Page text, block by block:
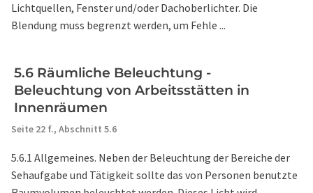
Lichtquellen, Fenster und/oder Dachoberlichter. Die
Blendung muss begrenzt werden, um Fehle ...
5.6 Räumliche Beleuchtung -
Beleuchtung von Arbeitsstätten in
Innenräumen
Seite 22 f., Abschnitt 5.6
5.6.1 Allgemeines. Neben der Beleuchtung der Bereiche der
Sehaufgabe und Tätigkeit sollte das von Personen benutzte